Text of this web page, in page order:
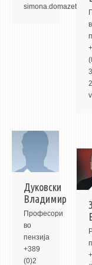
AIR QUALITY
ИНФОРМАЦИИ
АНКЕТИ И
ЗАВРШНИ
ТЕЛЕФОНСКИ
ИЗВЕСТУВАЊА
Дуковски
Владимир
Професори
во
пензија
+389
(0)2